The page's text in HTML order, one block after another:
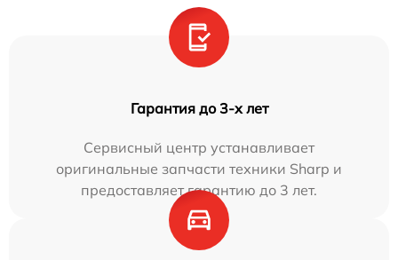
Гарантия до 3-х лет
Сервисный центр устанавливает
оригинальные запчасти техники Sharp и
предоставляет гарантию до 3 лет.